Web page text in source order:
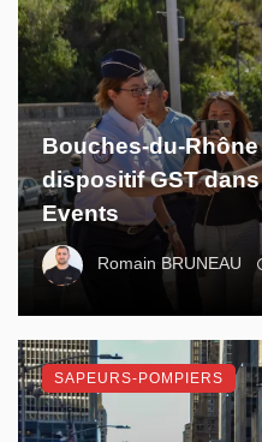
Bouches-du-
dispositif GST
Events
Romain BRUNEAU
SAPEURS-POMPIERS